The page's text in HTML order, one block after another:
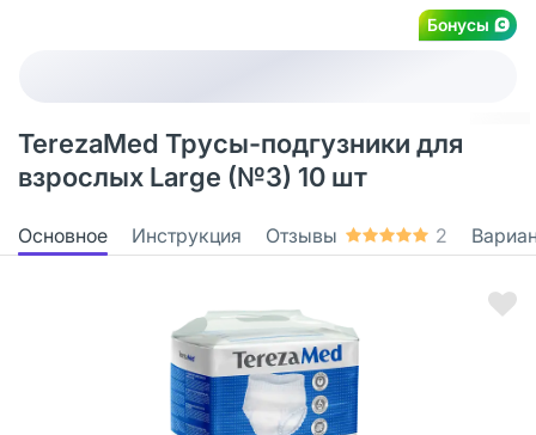
Бонусы
TerezaMed Трусы-подгузники для
взрослых Large (№3) 10 шт
Основное Инструкция Отзывы 2